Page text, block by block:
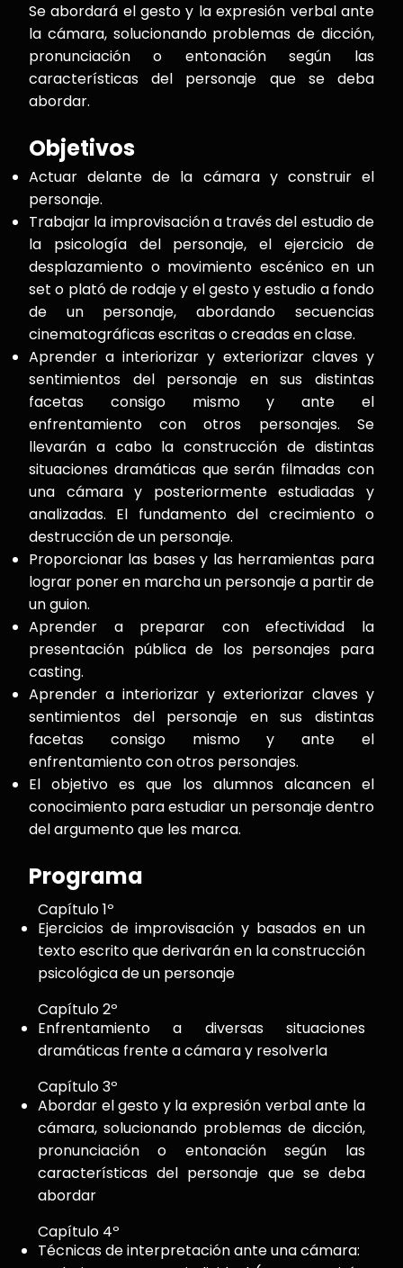
Se abordará el gesto y la expresión verbal ante
la cámara, solucionando problemas de dicción,
pronunciación o entonación según las
características del personaje que se deba
abordar.
Objetivos
Actuar delante de la cámara y construir el
personaje.
Trabajar la improvisación a través del estudio de
la psicología del personaje, el ejercicio de
desplazamiento o movimiento escénico en un
set o plató de rodaje y el gesto y estudio a fondo
de un personaje, abordando secuencias
cinematográficas escritas o creadas en clase.
Aprender a interiorizar y exteriorizar claves y
sentimientos del personaje en sus distintas
facetas consigo mismo y ante el
enfrentamiento con otros personajes. Se
llevarán a cabo la construcción de distintas
situaciones dramáticas que serán filmadas con
una cámara y posteriormente estudiadas y
analizadas. El fundamento del crecimiento o
destrucción de un personaje.
Proporcionar las bases y las herramientas para
lograr poner en marcha un personaje a partir de
un guion.
Aprender a preparar con efectividad la
presentación pública de los personajes para
casting.
Aprender a interiorizar y exteriorizar claves y
sentimientos del personaje en sus distintas
facetas consigo mismo y ante el
enfrentamiento con otros personajes.
El objetivo es que los alumnos alcancen el
conocimiento para estudiar un personaje dentro
del argumento que les marca.
Programa
Capítulo 1º
Ejercicios de improvisación y basados en un
texto escrito que derivarán en la construcción
psicológica de un personaje
Capítulo 2º
Enfrentamiento a diversas situaciones
dramáticas frente a cámara y resolverla
Capítulo 3º
Abordar el gesto y la expresión verbal ante la
cámara, solucionando problemas de dicción,
pronunciación o entonación según las
características del personaje que se deba
abordar
Capítulo 4º
Técnicas de interpretación ante una cámara: